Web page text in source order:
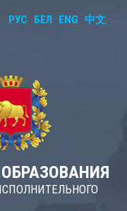
РУС БЕЛ ENG 中文